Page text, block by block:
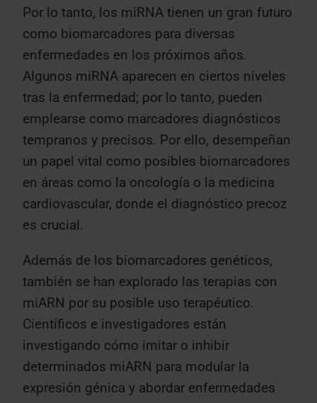
Por lo tanto, los miRNA tienen un gran futuro
como biomarcadores para diversas
enfermedades en los próximos años.
Algunos miRNA aparecen en ciertos niveles
tras la enfermedad; por lo tanto, pueden
emplearse como marcadores diagnósticos
tempranos y precisos. Por ello, desempeñan
un papel vital como posibles biomarcadores
en áreas como la oncología o la medicina
cardiovascular, donde el diagnóstico precoz
es crucial.
Además de los biomarcadores genéticos,
también se han explorado las terapias con
miARN por su posible uso terapéutico.
Científicos e investigadores están
investigando cómo imitar o inhibir
determinados miARN para modular la
expresión génica y abordar enfermedades